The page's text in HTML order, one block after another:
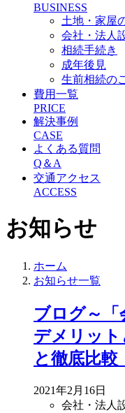
BUSINESS
土地・家屋
会社・法人
相続手続き
成年後見
生前相続の
費用一覧
PRICE
解決事例
CASE
よくある質問
Q＆A
交通アクセス
ACCESS
お知らせ
ホーム
お知らせ一覧
ブログ～「
デメリット
と徹底比較
2021年2月16日
会社・法人